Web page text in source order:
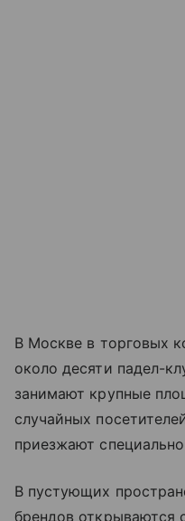
В Москве в торговых
около десяти падел-
занимают крупные
случайных
приезжают
В пустующих
брендов открываются